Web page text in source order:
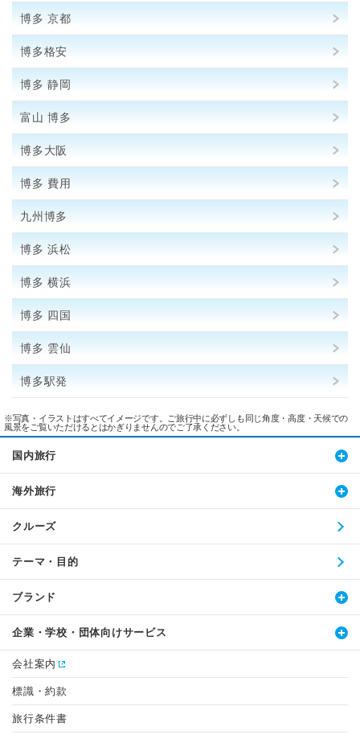
博多 京都
博多格安
博多 静岡
富山 博多
博多大阪
博多 費用
九州博多
博多 浜松
博多 横浜
博多 四国
博多 雲仙
博多駅発
※写真・イラストはすべてイメージです。ご旅行中に必ずしも同じ角度・高度・天候での
風景をご覧いただけるとはかぎりませんのでご了承ください。
国内旅行
海外旅行
クルーズ
テーマ・目的
ブランド
企業・学校・団体向けサービス
会社案内
標識・約款
旅行条件書